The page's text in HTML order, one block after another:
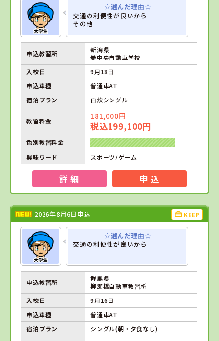
☆選んだ理由☆
交通の利便性が良いから
その他
申込教習所
新潟県
巻中央自動車学校
入校日
9月18日
申込車種
普通車AT
宿泊プラン
自炊シングル
教習料金
181,000円
税込199,100円
色別教習料金
興味ワード
スポーツ/ゲーム
詳 細 申 込
2026年8月6日申込 KEEP
☆選んだ理由☆
交通の利便性が良いから
申込教習所
群馬県
柳瀬橋自動車教習所
入校日
9月16日
申込車種
普通車AT
宿泊プラン
シングル(朝・夕食なし)